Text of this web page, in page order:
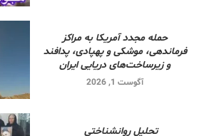
حمله مجدد آمریکا به مراکز
فرماندهی، موشکی و پهپادی، پدافند
و زیرساخت‌های دریایی ایران
آگوست 1, 2026
تحلیل روانشناختی